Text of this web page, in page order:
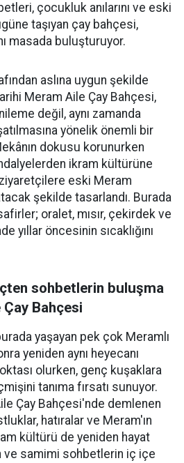
çocukluk anılarını ve eski
taşıyan çay bahçesi,
masada buluşturuyor.
aslına uygun şekilde
Meram Aile Çay Bahçesi,
değil, aynı zamanda
yönelik önemli bir
dokusu korunurken
ikram kültürüne
ziyaretçilere eski Meram
şekilde tasarlandı. Burada
oralet, mısır, çekirdek ve
yıllar öncesinin sıcaklığını
sohbetlerin buluşma
Çay Bahçesi
yaşayan pek çok Meramlı
yeniden aynı heyecanı
olurken, genç kuşaklara
tanıma fırsatı sunuyor.
Çay Bahçesi'nde demlenen
hatıralar ve Meram'ın
kültürü de yeniden hayat
ve samimi sohbetlerin iç içe